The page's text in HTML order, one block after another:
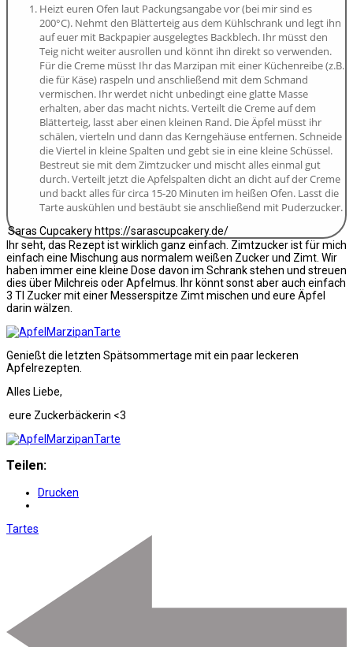
Heizt euren Ofen laut Packungsangabe vor (bei mir sind es
200°C). Nehmt den Blätterteig aus dem Kühlschrank und legt ihn
auf euer mit Backpapier ausgelegtes Backblech. Ihr müsst den
Teig nicht weiter ausrollen und könnt ihn direkt so verwenden.
Für die Creme müsst Ihr das Marzipan mit einer Küchenreibe (z.B.
die für Käse) raspeln und anschließend mit dem Schmand
vermischen. Ihr werdet nicht unbedingt eine glatte Masse
erhalten, aber das macht nichts. Verteilt die Creme auf dem
Blätterteig, lasst aber einen kleinen Rand. Die Äpfel müsst ihr
schälen, vierteln und dann das Kerngehäuse entfernen. Schneide
die Viertel in kleine Spalten und gebt sie in eine kleine Schüssel.
Bestreut sie mit dem Zimtzucker und mischt alles einmal gut
durch. Verteilt jetzt die Apfelspalten dicht an dicht auf der Creme
und backt alles für circa 15-20 Minuten im heißen Ofen. Lasst die
Tarte auskühlen und bestäubt sie anschließend mit Puderzucker.
Saras Cupcakery https://sarascupcakery.de/
Ihr seht, das Rezept ist wirklich ganz einfach. Zimtzucker ist für mich
einfach eine Mischung aus normalem weißen Zucker und Zimt. Wir
haben immer eine kleine Dose davon im Schrank stehen und streuen
dies über Milchreis oder Apfelmus. Ihr könnt sonst aber auch einfach
3 Tl Zucker mit einer Messerspitze Zimt mischen und eure Äpfel
darin wälzen.
Genießt die letzten Spätsommertage mit ein paar leckeren
Apfelrezepten.
Alles Liebe,
eure Zuckerbäckerin <3
Teilen:
Drucken
Tartes